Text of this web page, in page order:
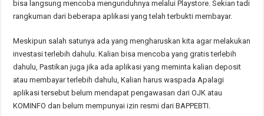
bisa langsung mencoba mengunduhnya melalui Playstore. Sekian tadi
rangkuman dari beberapa aplikasi yang telah terbukti membayar.
Meskipun salah satunya ada yang mengharuskan kita agar melakukan
investasi terlebih dahulu. Kalian bisa mencoba yang gratis terlebih
dahulu, Pastikan juga jika ada aplikasi yang meminta kalian deposit
atau membayar terlebih dahulu, Kalian harus waspada Apalagi
aplikasi tersebut belum mendapat pengawasan dari OJK atau
KOMINFO dan belum mempunyai izin resmi dari BAPPEBTI.